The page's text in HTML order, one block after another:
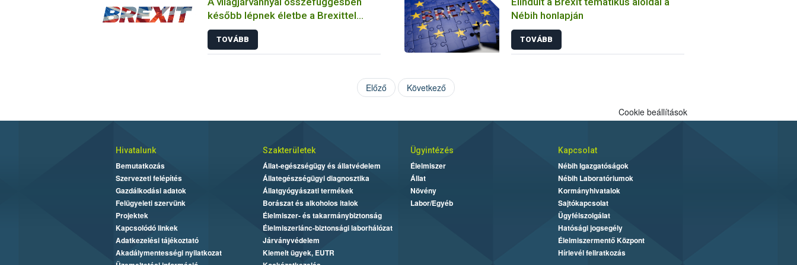
később lépnek életbe a Brexittel
összefüggő változások
TOVÁBB
Nébih honlapján
TOVÁBB
Előző Következő
Cookie beállítások
Hivatalunk
Bemutatkozás
Szervezeti felépítés
Gazdálkodási adatok
Felügyeleti szervünk
Projektek
Kapcsolódó linkek
Adatkezelési tájékoztató
Akadálymentességi nyilatkozat
Szakterületek
Állat-egészségügy és állatvédelem
Állategészségügyi diagnosztika
Állatgyógyászati termékek
Borászat és alkoholos italok
Élelmiszer- és takarmánybiztonság
Élelmiszerlánc-biztonsági laborhálózat
Járványvédelem
Kiemelt ügyek, EUTR
Ügyintézés
Élelmiszer
Állat
Növény
Labor/Egyéb
Kapcsolat
Nébih Igazgatóságok
Nébih Laboratóriumok
Kormányhivatalok
Sajtókapcsolat
Ügyfélszolgálat
Hatósági jogsegély
Élelmiszermentő Központ
Hírlevél feliratkozás